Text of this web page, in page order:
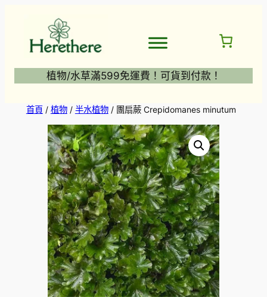
植物/水草滿599免運費！可貨到付款！
首頁/ 植物/ 半水植物/ 團扇蕨 Crepidomanes minutum